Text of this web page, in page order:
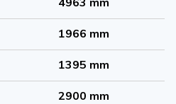
1966 mm
1395 mm
2900 mm